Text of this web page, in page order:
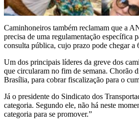
Caminhoneiros também reclamam que a
precisa de uma regulamentação específica
consulta pública, cujo prazo pode chegar a
Um dos principais líderes da greve dos
que circularam no fim de semana. Chorão
Brasília, para cobrar fiscalização para o
Já o presidente do Sindicato dos
categoria. Segundo ele, não há neste
categoria para se promover.”